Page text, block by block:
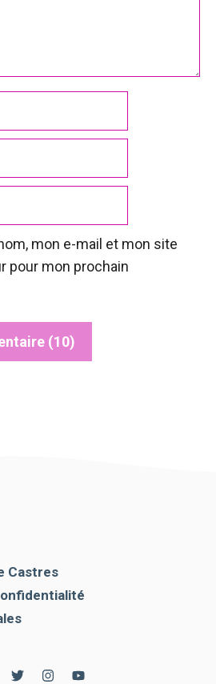
mon e-mail et mon site
pour mon prochain
Castres